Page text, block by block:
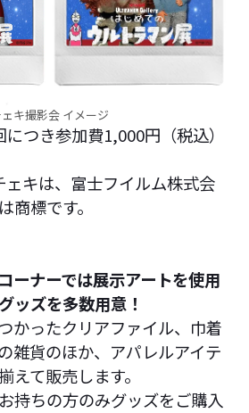
キ撮影会 イメージ
つき参加費1,000円（税込）
キは、富士フイルム株式会
商標です。
ーナーでは展示アートを使用
ッズを多数用意！
かったクリアファイル、巾着
雑貨のほか、アパレルアイテ
えて販売します。
持ちの方のみグッズをご購入